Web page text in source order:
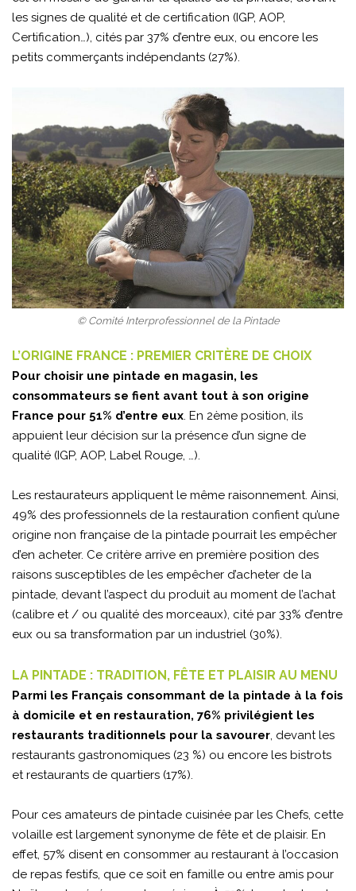
les signes de qualité et de certification (IGP, AOP,
Certification…), cités par 37% d’entre eux, ou encore les
petits commerçants indépendants (27%).
© Comité Interprofessionnel de la Pintade
L’ORIGINE FRANCE : PREMIER CRITÈRE DE CHOIX
Pour choisir une pintade en magasin, les
consommateurs se fient avant tout à son origine
France pour 51% d’entre eux. En 2ème position, ils
appuient leur décision sur la présence d’un signe de
qualité (IGP, AOP, Label Rouge, …).
Les restaurateurs appliquent le même raisonnement. Ainsi,
49% des professionnels de la restauration confient qu’une
origine non française de la pintade pourrait les empêcher
d’en acheter. Ce critère arrive en première position des
raisons susceptibles de les empêcher d’acheter de la
pintade, devant l’aspect du produit au moment de l’achat
(calibre et / ou qualité des morceaux), cité par 33% d’entre
eux ou sa transformation par un industriel (30%).
LA PINTADE : TRADITION, FÊTE ET PLAISIR AU MENU
Parmi les Français consommant de la pintade à la fois
à domicile et en restauration, 76% privilégient les
restaurants traditionnels pour la savourer, devant les
restaurants gastronomiques (23 %) ou encore les bistrots
et restaurants de quartiers (17%).
Pour ces amateurs de pintade cuisinée par les Chefs, cette
volaille est largement synonyme de fête et de plaisir. En
effet, 57% disent en consommer au restaurant à l’occasion
de repas festifs, que ce soit en famille ou entre amis pour